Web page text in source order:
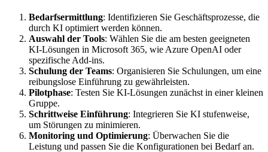
Bedarfsermittlung: Identifizieren Sie Geschäftsprozesse, die
durch KI optimiert werden können.
Auswahl der Tools: Wählen Sie die am besten geeigneten
KI-Lösungen in Microsoft 365, wie Azure OpenAI oder
spezifische Add-ins.
Schulung der Teams: Organisieren Sie Schulungen, um eine
reibungslose Einführung zu gewährleisten.
Pilotphase: Testen Sie KI-Lösungen zunächst in einer kleinen
Gruppe.
Schrittweise Einführung: Integrieren Sie KI stufenweise,
um Störungen zu minimieren.
Monitoring und Optimierung: Überwachen Sie die
Leistung und passen Sie die Konfigurationen bei Bedarf an.